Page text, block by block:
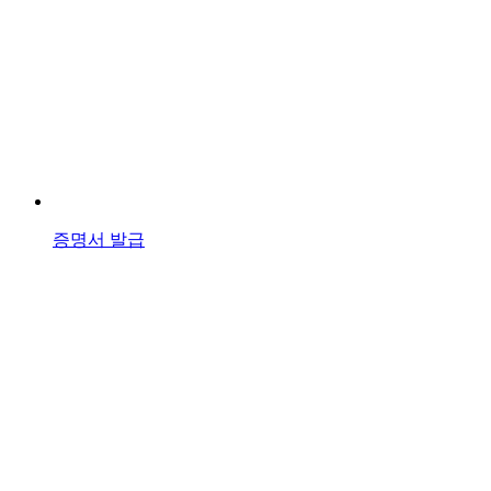
증명서 발급